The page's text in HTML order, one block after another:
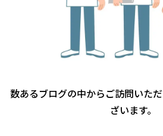
数あるブログの中からご訪問いた
ざいます。